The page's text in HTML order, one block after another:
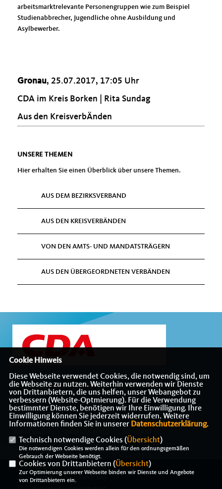
arbeitsmarktrelevante Personengruppen wie zum Beispiel
Studienabbrecher, Jugendliche ohne Ausbildung und
Asylbewerber.
Gronau, 25.07.2017, 17:05 Uhr
CDA im Kreis Borken | Rita Sundag
Aus den KreisverbÄnden
UNSERE THEMEN
Hier erhalten Sie einen Überblick über unsere Themen.
AUS DEM BEZIRKSVERBAND
AUS DEN KREISVERBÄNDEN
VON DEN AMTS- UND MANDATSTRÄGERN
AUS DEN ÜBERGEORDNETEN VERBÄNDEN
Internetauftritt des CDA-Bezirksverbandes Münsterland
@2026 Christlich-Demokratische
Arbeitnehmerschaft (CDA)
Cookie Hinweis
Diese Webseite verwendet Cookies, die notwendig sind, um
die Webseite zu nutzen. Weiterhin verwenden wir Dienste
von Drittanbietern, die uns helfen, unser Webangebot zu
verbessern (Website-Optmierung). Für die Verwendung
bestimmter Dienste, benötigen wir Ihre Einwilligung. Ihre
Einwilligung können Sie jederzeit widerrufen. Weitere
Informationen finden Sie in unserer Datenschutzerklärung.
Technisch notwendige Cookies (Übersicht)
Die notwendigen Cookies werden allein für den ordnungsgemäßen
Gebrauch der Webseite benötigt.
Cookies von Drittanbietern (Übersicht)
Zur Optimierung unserer Webseite binden wir Dienste und Angebote
von Drittanbietern ein.